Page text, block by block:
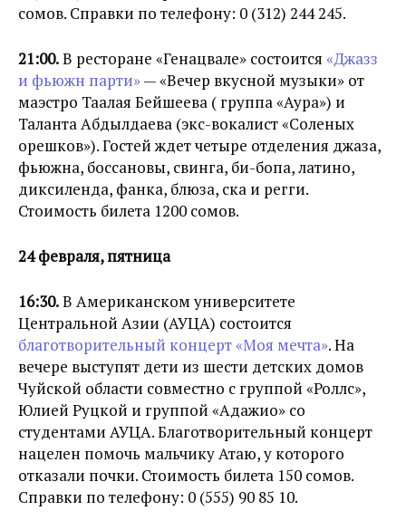
сомов. Справки по телефону: 0 (312) 244 245.
21:00.В ресторане «Генацвале» состоится «Джазз
и фьюжн парти»— «Вечер вкусной музыки» от
маэстро Таалая Бейшеева ( группа «Аура») и
Таланта Абдылдаева (экс-вокалист «Соленых
орешков»). Гостей ждет четыре отделения джаза,
фьюжна, боссановы, свинга, би-бопа, латино,
диксиленда, фанка, блюза, ска и регги.
Стоимость билета 1200 сомов.
24 февраля, пятница
16:30.В Американском университете
Центральной Азии (АУЦА) состоится
благотворительный концерт «Моя мечта». На
вечере выступят дети из шести детских домов
Чуйской области совместно с группой «Роллс»,
Юлией Руцкой и группой «Адажио» со
студентами АУЦА. Благотворительный концерт
нацелен помочь мальчику Атаю, у которого
отказали почки. Стоимость билета 150 сомов.
Справки по телефону: 0 (555) 90 85 10.